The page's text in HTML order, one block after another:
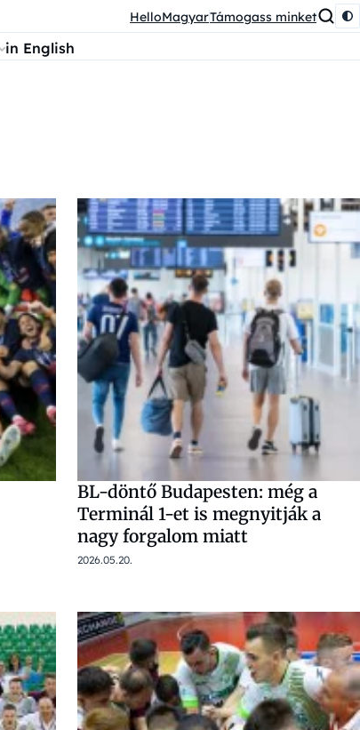
HelloMagyarTámogass minket
in English
BL-döntő Budapesten: még a
Terminál 1-et is megnyitják a
nagy forgalom miatt
2026.05.20.